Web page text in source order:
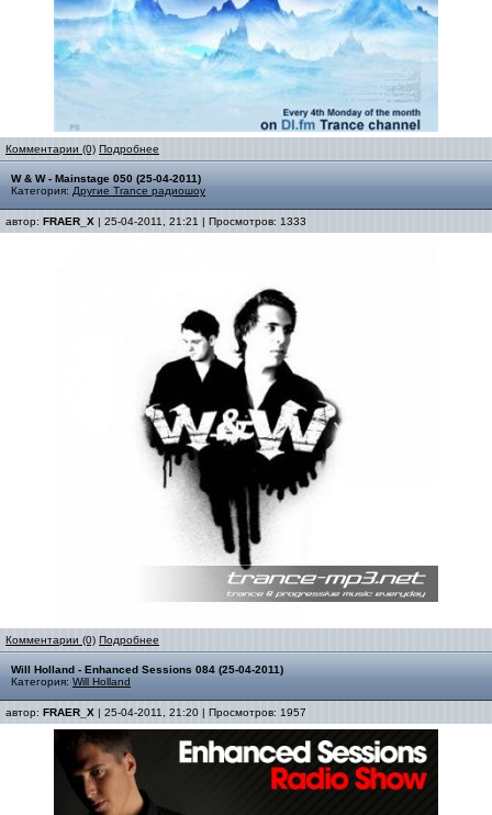
Комментарии (0) Подробнее
W & W - Mainstage 050 (25-04-2011)
Категория: Другие Trance радиошоу
автор: FRAER_X | 25-04-2011, 21:21 | Просмотров: 1333
Комментарии (0) Подробнее
Will Holland - Enhanced Sessions 084 (25-04-2011)
Категория: Will Holland
автор: FRAER_X | 25-04-2011, 21:20 | Просмотров: 1957